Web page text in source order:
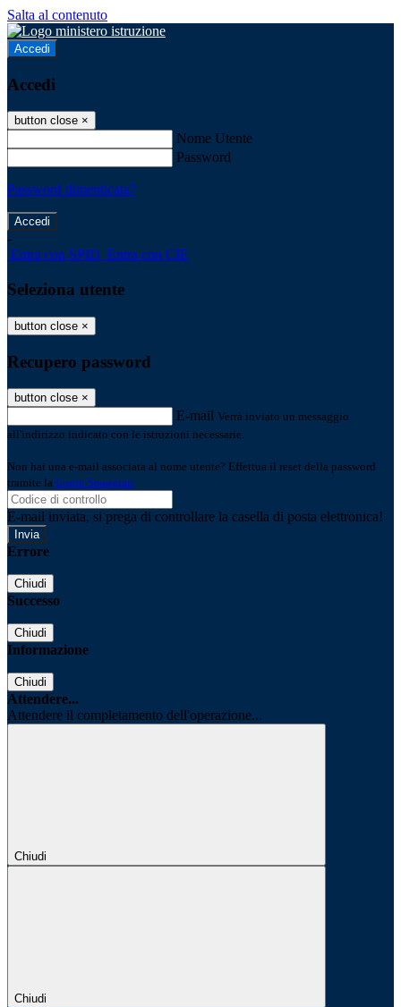
Salta al contenuto
Accedi
Accedi
button close ×
Nome Utente
Password
Password dimenticata?
-
Entra con SPID Entra con CIE
Seleziona utente
button close ×
Recupero password
button close ×
E-mail Verrà inviato un messaggio
all'indirizzo indicato con le istruzioni necessarie.
Non hai una e-mail associata al nome utente? Effettua il reset della password
tramite la Login Spaggiari
E-mail inviata, si prega di controllare la casella di posta elettronica!
Errore
Chiudi
Successo
Chiudi
Informazione
Chiudi
Attendere...
Attendere il completamento dell'operazione...
Chiudi
Chiudi